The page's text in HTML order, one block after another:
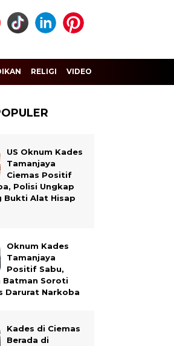
RELIGI VIDEO
US Oknum Kades
Tamanjaya
Ciemas Positif
Polisi Ungkap
Bukti Alat Hisap
Oknum Kades
Tamanjaya
Positif Sabu,
Batman Soroti
Darurat Narkoba
Kades di Ciemas
Berada di